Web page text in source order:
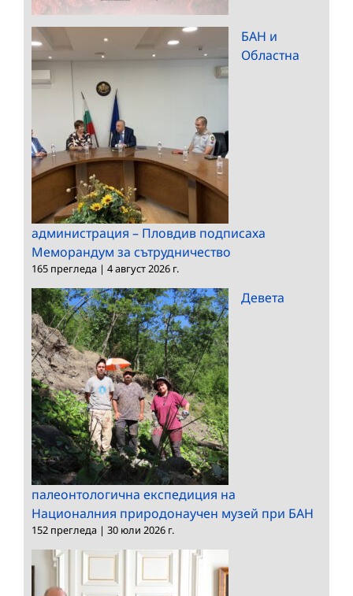
БАН и
Областна
администрация – Пловдив подписаха
Меморандум за сътрудничество
165 прегледа | 4 август 2026 г.
Девета
палеонтологична експедиция на
Националния природонаучен музей при БАН
152 прегледа | 30 юли 2026 г.